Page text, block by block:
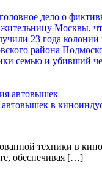
дело о
Москвы,
23 года
района
семью и убивший
в
техники в
обеспечивая […]